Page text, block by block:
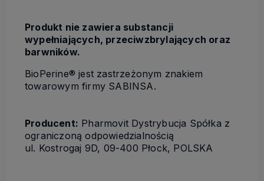
Produkt nie zawiera substancji
wypełniających, przeciwzbrylających oraz
barwników.
BioPerine® jest zastrzeżonym znakiem
towarowym firmy SABINSA.
Producent: Pharmovit Dystrybucja Spółka z
ograniczoną odpowiedzialnością
ul. Kostrogaj 9D, 09-400 Płock, POLSKA